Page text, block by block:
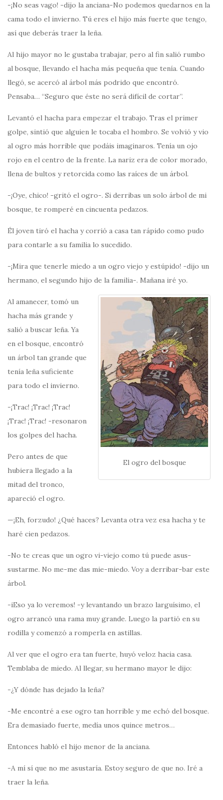
-¡No seas vago! -dijo la anciana-No podemos quedarnos en la
cama todo el invierno. Tú eres el hijo más fuerte que tengo,
así que deberás traer la leña.
Al hijo mayor no le gustaba trabajar, pero al fin salió rumbo
al bosque, llevando el hacha más pequeña que tenía. Cuando
llegó, se acercó al árbol más podrido que encontró.
Pensaba… “Seguro que éste no será difícil de cortar”.
Levantó el hacha para empezar el trabajo. Tras el primer
golpe, sintió que alguien le tocaba el hombro. Se volvió y vio
al ogro más horrible que podáis imaginaros. Tenía un ojo
rojo en el centro de la frente. La nariz era de color morado,
llena de bultos y retorcida como las raíces de un árbol.
-¡Oye, chico! -gritó el ogro-. Si derribas un solo árbol de mi
bosque, te romperé en cincuenta pedazos.
Él joven tiró el hacha y corrió a casa tan rápido como pudo
para contarle a su familia lo sucedido.
-¡Mira que tenerle miedo a un ogro viejo y estúpido! -dijo un
hermano, el segundo hijo de la familia-. Mañana iré yo.
El ogro del bosque
Al amanecer, tomó un
hacha más grande y
salió a buscar leña. Ya
en el bosque, encontró
un árbol tan grande que
tenía leña suficiente
para todo el invierno.
-¡Trac! ¡Trac! ¡Trac!
¡Trac! ¡Trac! -resonaron
los golpes del hacha.
Pero antes de que
hubiera llegado a la
mitad del tronco,
apareció el ogro.
—¡Eh, forzudo! ¿Qué haces? Levanta otra vez esa hacha y te
haré cien pedazos.
-No te creas que un ogro vi-viejo como tú puede asus-
sustarme. No me-me das mie-miedo. Voy a derribar-bar este
árbol.
-iEso ya lo veremos! -y levantando un brazo larguísimo, el
ogro arrancó una rama muy grande. Luego la partió en su
rodilla y comenzó a romperla en astillas.
Al ver que el ogro era tan fuerte, huyó veloz hacia casa.
Temblaba de miedo. Al llegar, su hermano mayor le dijo:
-¿Y dónde has dejado la leña?
-Me encontré a ese ogro tan horrible y me echó del bosque.
Era demasiado fuerte, medía unos quince metros…
Entonces habló el hijo menor de la anciana.
-A mí sí que no me asustaría. Estoy seguro de que no. Iré a
traer la leña.